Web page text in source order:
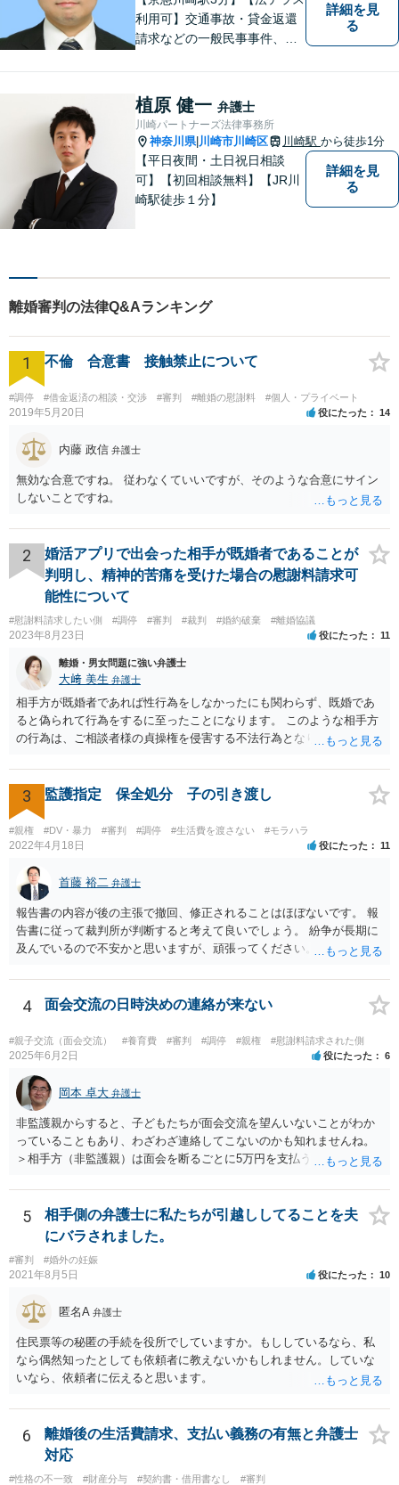
利用可】交通事故・貸金返還
請求などの一般民事事件、離
事事件、任意整理・破産・個
人再生などの債務整理事件、
さらには刑事事件等幅広い分
野を取り扱っております。お
気軽にご相談ください【休
日・夜間相談可】
詳細を見
る
植原 健一 弁護士
川崎パートナーズ法律事務所
神奈川県| 川崎市川崎区 川崎駅 から徒歩1分
【平日夜間・土日祝日相談
可】【初回相談無料】【JR川
崎駅徒歩１分】
詳細を見
る
離婚審判の法律Q&Aランキング
1 不倫 合意書 接触禁止について
#調停 #借金返済の相談・交渉 #審判 #離婚の慰謝料 #個人・プライベート
2019年5月20日 役にたった 14
内藤 政信 弁護士
無効な合意ですね。 従わなくていいですが、そのような合意にサイン
しないことですね。
2
婚活アプリで出会った相手が既婚者であることが
判明し、精神的苦痛を受けた場合の慰謝料請求可
能性について
#慰謝料請求したい側 #調停 #審判 #裁判 #婚約破棄 #離婚協議
2023年8月23日 役にたった 11
離婚・男女問題に強い弁護士
大﨑 美生 弁護士
相手方が既婚者であれば性行為をしなかったにも関わらず、既婚であ
ると偽られて行為をするに至ったことになります。 このような相手方
の行為は、ご相談者様の貞操権を侵害する不法行為となりますので、
ませんが、上記は性行為があったことを前提としています） 弁護士に
依頼されると、相手方の住民票を取得することができます。 請求する
慰謝料の額含め、一度弁護士にご相談されると良いと思います。
3 監護指定 保全処分 子の引き渡し
#親権 #DV・暴力 #審判 #調停 #生活費を渡さない #モラハラ
2022年4月18日 役にたった 11
首藤 裕二 弁護士
報告書の内容が後の主張で撤回、修正されることはほぼないです。 報
告書に従って裁判所が判断すると考えて良いでしょう。 紛争が長期に
及んでいるので不安かと思いますが、頑張ってください。
4 面会交流の日時決めの連絡が来ない
#親子交流（面会交流） #養育費 #審判 #調停 #親権 #慰謝料請求された側
2025年6月2日 役にたった 6
岡本 卓大 弁護士
非監護親からすると、子どもたちが面会交流を望んいないことがわか
っていることもあり、わざわざ連絡してこないのかも知れませんね。
＞相手方（非監護親）は面会を断るごとに5万円を支払うことを取決め
当に何が何でも面会交流したい（子どもたちと会いたい）と言うより
は、あなたに対する嫌がらせだった可能性もあるように思います（そ
ういう男はDV・虐待系の男には珍しくありません。）。 面会交流とは
親の権利ではなく、『子どものため』のものです。 子どもたちの年齢
（自分の気持ちを言える年齢）を考えても、無理に面会交流をする必
要もありません。 相手から面会交流を行うことについての申し出があ
ったときに対応すれば十分だと思います。 仮に相手から、面会交流さ
せなかった（連絡をしてこなかった）と慰謝料請求してきたとして
も、そのような請求は、まず認められません。 ご心配であれば、審判
書を持参して、お近くの弁護士に法律相談してみてください。
5
相手側の弁護士に私たちが引越ししてることを夫
にバラされました。
#審判 #婚外の妊娠
2021年8月5日 役にたった 10
匿名A 弁護士
住民票等の秘匿の手続を役所でしていますか。もししているなら、私
なら偶然知ったとしても依頼者に教えないかもしれません。していな
いなら、依頼者に伝えると思います。
6
離婚後の生活費請求、支払い義務の有無と弁護士
対応
#性格の不一致 #財産分与 #契約書・借用書なし
#審判